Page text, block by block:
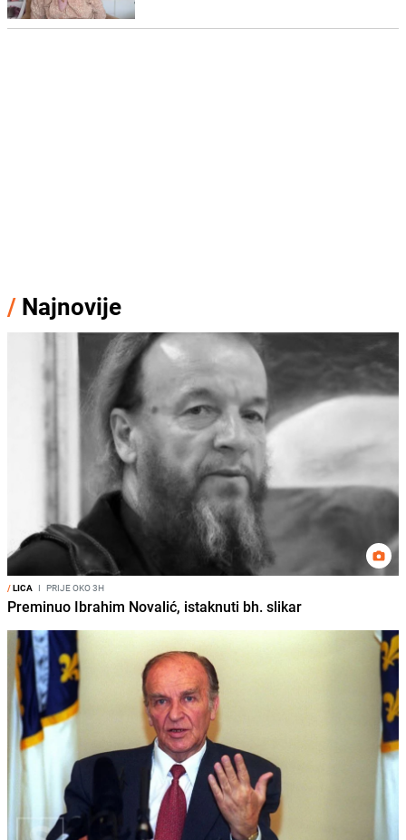
/ Najnovije
/LICA I PRIJE OKO 3H
Preminuo Ibrahim Novalić, istaknuti bh. slikar